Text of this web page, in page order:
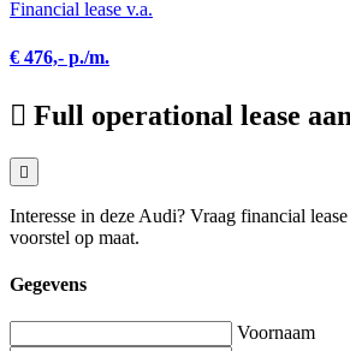
Financial lease v.a.
€ 476,- p./m.
Full operational lease
Interesse in deze Audi? Vraag financial
voorstel op maat.
Gegevens
Voornaam